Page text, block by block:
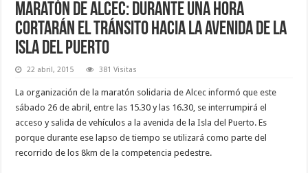
Maratón de Alcec: Durante una hora
cortarán el tránsito hacia la avenida de la
Isla del Puerto
22 abril, 2015 381 Visitas
La organización de la maratón solidaria de Alcec informó que este
sábado 26 de abril, entre las 15.30 y las 16.30, se interrumpirá el
acceso y salida de vehículos a la avenida de la Isla del Puerto. Es
porque durante ese lapso de tiempo se utilizará como parte del
recorrido de los 8km de la competencia pedestre.